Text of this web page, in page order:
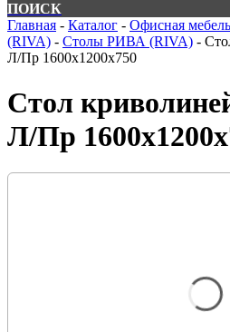
ПОИСК
Главная - Каталог - Офисная
(RIVA) - Столы РИВА (RIVA) -
Л/Пр 1600х1200х750
Стол
Л/Пр